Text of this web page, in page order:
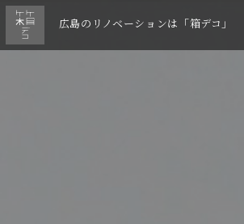
広島のリノベーションは「箱デコ」